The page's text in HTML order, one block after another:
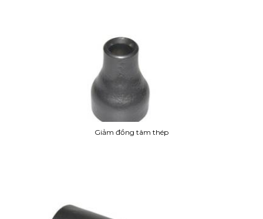
Giảm đồng tâm thép